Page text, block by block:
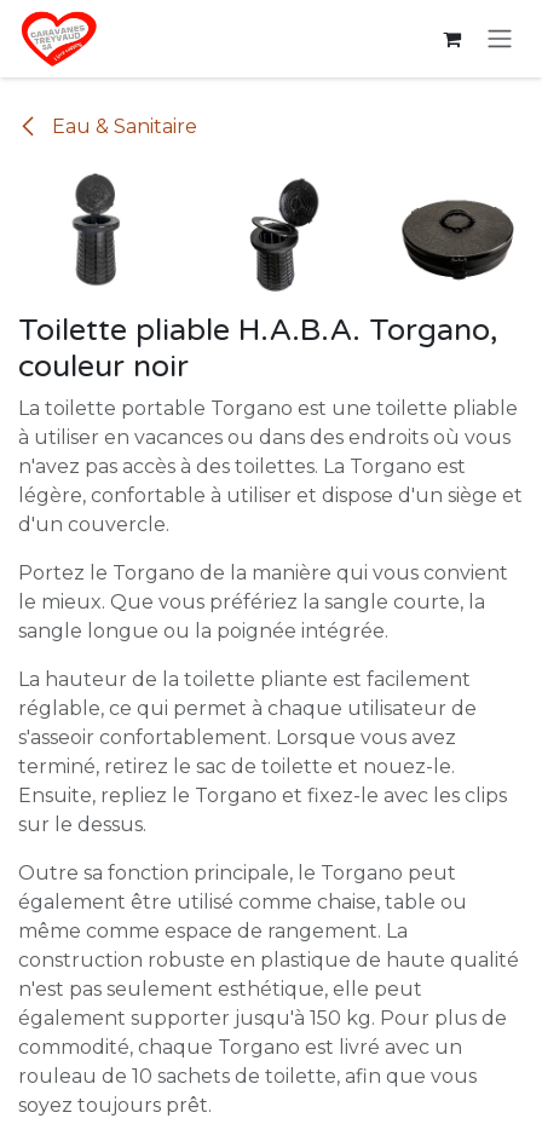
Se rendre au contenu
Eau & Sanitaire
Toilette pliable H.A.B.A. Torgano,
couleur noir
La toilette portable Torgano est une toilette pliable
à utiliser en vacances ou dans des endroits où vous
n'avez pas accès à des toilettes. La Torgano est
légère, confortable à utiliser et dispose d'un siège et
d'un couvercle.
Portez le Torgano de la manière qui vous convient
le mieux. Que vous préfériez la sangle courte, la
sangle longue ou la poignée intégrée.
La hauteur de la toilette pliante est facilement
réglable, ce qui permet à chaque utilisateur de
s'asseoir confortablement. Lorsque vous avez
terminé, retirez le sac de toilette et nouez-le.
Ensuite, repliez le Torgano et fixez-le avec les clips
sur le dessus.
Outre sa fonction principale, le Torgano peut
également être utilisé comme chaise, table ou
même comme espace de rangement. La
construction robuste en plastique de haute qualité
n'est pas seulement esthétique, elle peut
également supporter jusqu'à 150 kg. Pour plus de
commodité, chaque Torgano est livré avec un
rouleau de 10 sachets de toilette, afin que vous
soyez toujours prêt.